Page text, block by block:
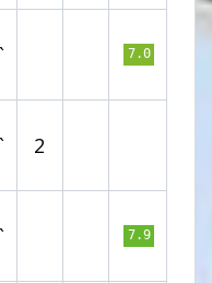
7.0
2
7.9